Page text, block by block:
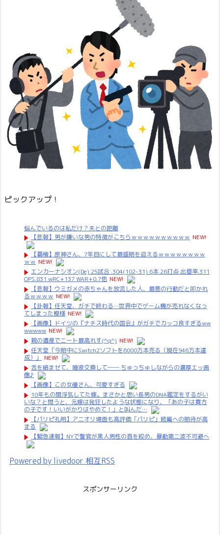
ピックアップ！
悩んでいるのは私だけ？夫との距離
【悲報】男が嫌いな男の特徴がこちらｗｗｗｗｗｗｗｗｗｗ NEW!
【覇権】原神さん、7年目にして最盛期を迎えるｗｗｗｗｗｗｗｗ
ｗｗ NEW!
エンカーナシオン(De) 25試合 .304(102-31) 6本 26打点 出塁率.311
OPS.831 wRC+137 WAR+0.7他 NEW!
【悲報】ウミガメの赤ちゃんを放流した人、最悪の行動だと叩かれ
るｗｗｗｗ NEW!
【訃報】任天堂、ガチで終わる…世界中でゲーム機が売れなくなっ
てしまった模様 NEW!
【画像】ドイツの『ナチス時代の国会』がガチでカッコ良すぎるww
wwwww NEW!
親の遺産でニート最高れす(^q^) NEW!
任天堂「今期中にSwitch2ソフトを6000万本売る（現在946万本達
成）」
NEW!
舌を絡ませて、唾液交換して── ちゅっちゅしながらの濃厚エッ画
像♪
【画像】この女優さん、可愛すぎる
10年もの間浮気してた嫁。まさかと思い長男のDNA鑑定をするがい
いな？と問うと、元嫁は発狂したような状態になり、「あの子は貴方
の子です！いいがかりはやめて！」と叫んだ…
【パリピ孔明】アニオリ場面も高評価「パリピ」続編への期待が高
まる
【緊急速報】NYで警官が黒人男性の首を絞め、暴動第二波不可避へ
Powered by livedoor 相互RSS
スポンサーリンク